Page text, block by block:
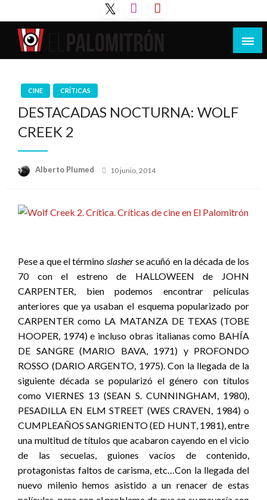
al
contenido
Tu espacio de la industria de cine española y
CINE CRÍTICAS
DESTACADAS NOCTURNA: WOLF
CREEK 2
Alberto Plumed
Publicado
10 junio, 2014
Pese a que el término slasherse acuñó en la década de los
70 con el estreno de HALLOWEEN de JOHN
CARPENTER, bien podemos encontrar películas
anteriores que ya usaban el esquema popularizado por
CARPENTER como LA MATANZA DE TEXAS (TOBE
HOOPER, 1974) e incluso obras italianas como BAHÍA
DE SANGRE (MARIO BAVA, 1971) y PROFONDO
ROSSO (DARIO ARGENTO, 1975). Con la llegada de la
siguiente década se popularizó el género con títulos
como VIERNES 13 (SEAN S. CUNNINGHAM, 1980),
PESADILLA EN ELM STREET (WES CRAVEN, 1984) o
CUMPLEAÑOS SANGRIENTO (ED HUNT, 1981), entre
una multitud de títulos que acabaron cayendo en el vicio
de las secuelas, guiones vacíos de contenido,
protagonistas faltos de carisma, etc…Con la llegada del
nuevo milenio hemos asistido a un renacer de estas